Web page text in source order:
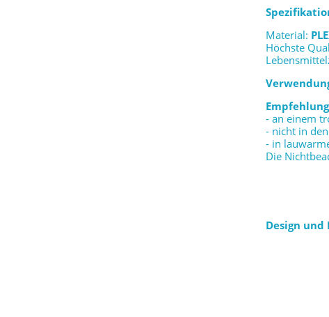
Material:
Höchste
- an einem
- nicht in
- in
Die
Design